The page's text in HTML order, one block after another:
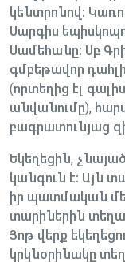
կենտրոնով։
Սարգիս
Սամեհանը։ Սբ
գմբեթավոր
(որտեղից էլ
անվանումը),
բագրատունյաց
Եկեղեցին,
կանգուն է։ Այն
իր պատմական
տարիներին
Յոթ վերք
կրկնօրինակը